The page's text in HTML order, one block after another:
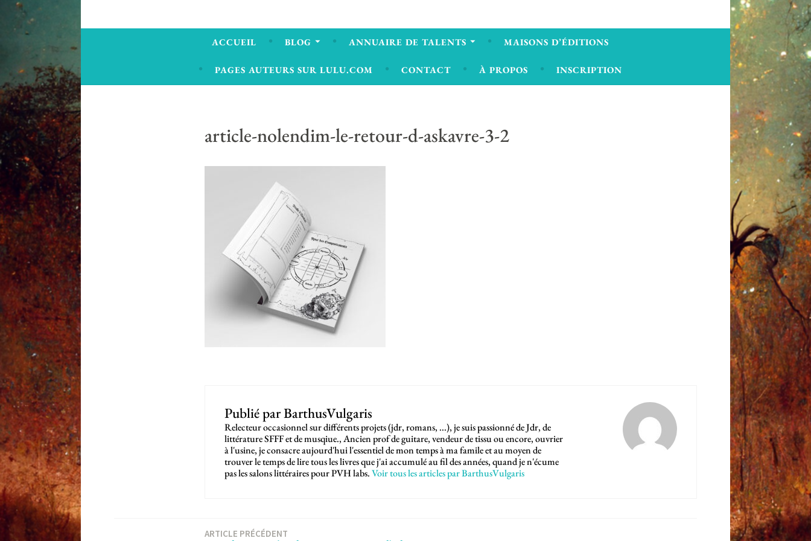
ACCUEIL BLOG ANNUAIRE DE TALENTS MAISONS D’ÉDITIONS
PAGES AUTEURS SUR LULU.COM CONTACT À PROPOS INSCRIPTION
article-nolendim-le-retour-d-askavre-3-2
Publié parBarthusVulgaris
Relecteur occasionnel sur différents projets (jdr, romans, ...), je suis passionné de Jdr, de
littérature SFFF et de musqiue., Ancien prof de guitare, vendeur de tissu ou encore, ouvrier
à l'usine, je consacre aujourd'hui l'essentiel de mon temps à ma famile et au moyen de
trouver le temps de lire tous les livres que j'ai accumulé au fil des années, quand je n'écume
pas les salons littéraires pour PVH labs.Voir tous les articles par BarthusVulgaris
ARTICLE PRÉCÉDENT